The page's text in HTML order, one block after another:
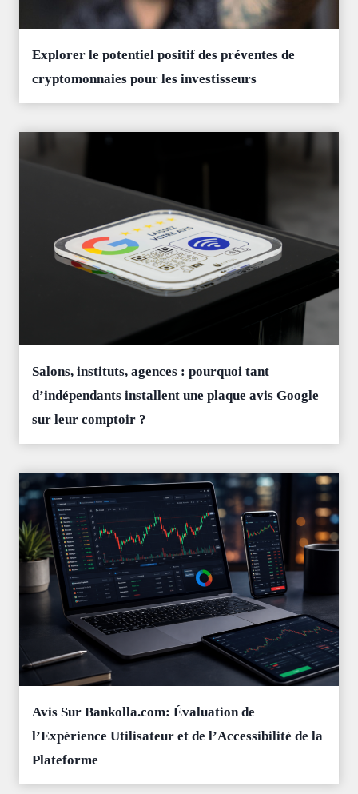
Explorer le potentiel positif des préventes de
cryptomonnaies pour les investisseurs
Salons, instituts, agences : pourquoi tant
d’indépendants installent une plaque avis Google
sur leur comptoir ?
Avis Sur Bankolla.com: Évaluation de
l’Expérience Utilisateur et de l’Accessibilité de la
Plateforme